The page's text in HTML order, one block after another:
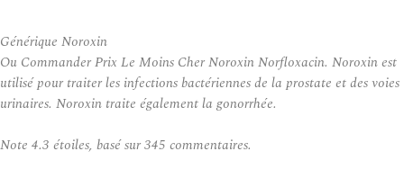
Générique Noroxin
Ou Commander Prix Le Moins Cher Noroxin Norfloxacin. Noroxin est
utilisé pour traiter les infections bactériennes de la prostate et des voies
urinaires. Noroxin traite également la gonorrhée.
Note 4.3 étoiles, basé sur345 commentaires.